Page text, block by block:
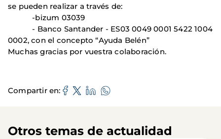
se pueden realizar a través de:
-bizum 03039
- Banco Santander - ES03 0049 0001 5422 1004
0002, con el concepto “Ayuda Belén”
Muchas gracias por vuestra colaboración.
Compartir en
Otros temas de actualidad